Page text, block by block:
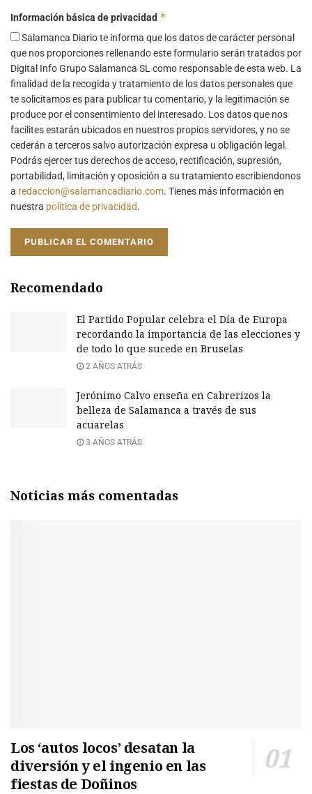
Información básica de privacidad *
Salamanca Diario te informa que los datos de carácter personal
que nos proporciones rellenando este formulario serán tratados por
Digital Info Grupo Salamanca SL como responsable de esta web. La
finalidad de la recogida y tratamiento de los datos personales que
te solicitamos es para publicar tu comentario, y la legitimación se
produce por el consentimiento del interesado. Los datos que nos
facilites estarán ubicados en nuestros propios servidores, y no se
cederán a terceros salvo autorización expresa u obligación legal.
Podrás ejercer tus derechos de acceso, rectificación, supresión,
portabilidad, limitación y oposición a su tratamiento escribiendonos
a redaccion@salamancadiario.com. Tienes más información en
nuestra política de privacidad.
Recomendado
El Partido Popular celebra el Día de Europa
recordando la importancia de las elecciones y
de todo lo que sucede en Bruselas
2 AÑOS ATRÁS
Jerónimo Calvo enseña en Cabrerizos la
belleza de Salamanca a través de sus
acuarelas
3 AÑOS ATRÁS
Noticias más comentadas
Los ‘autos locos’ desatan la
diversión y el ingenio en las
fiestas de Doñinos